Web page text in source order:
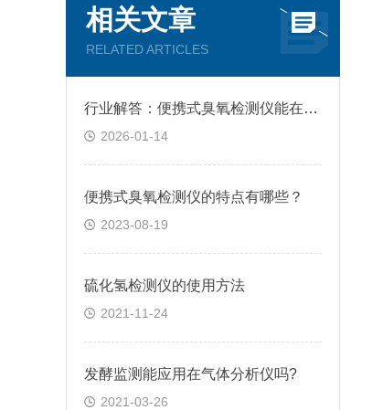
相关文章
RELATED ARTICLES
行业解答：便携式臭氧检测仪能在粉尘环境中使用吗？
2026-01-14
便携式臭氧检测仪的特点有哪些？
2023-08-19
硫化氢检测仪的使用方法
2021-11-24
发酵监测能应用在气体分析仪吗?
2021-03-26